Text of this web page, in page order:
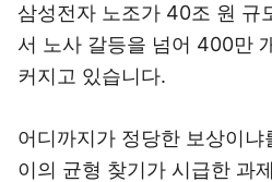
삼성전자 노조가 40조 원 규
서 노사 갈등을 넘어 400만
커지고 있습니다.
어디까지가 정당한 보상이
이의 균형 찾기가 시급한 과